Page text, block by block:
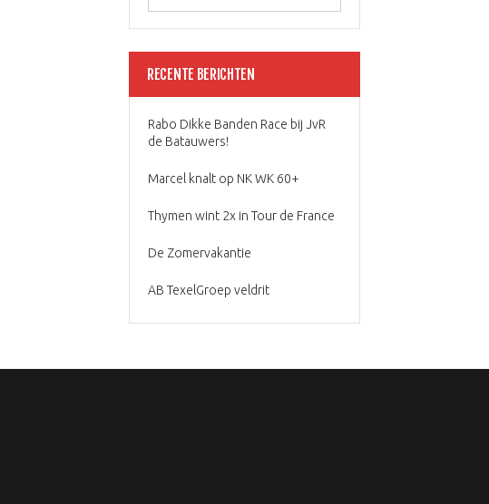
RECENTE BERICHTEN
Rabo Dikke Banden Race bij JvR
de Batauwers!
Marcel knalt op NK WK 60+
Thymen wint 2x in Tour de France
De Zomervakantie
AB TexelGroep veldrit